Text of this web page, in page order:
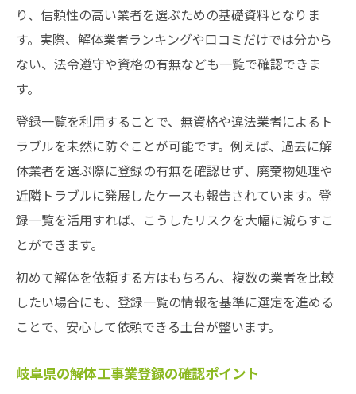
り、信頼性の高い業者を選ぶための基礎資料となりま
す。実際、解体業者ランキングや口コミだけでは分から
ない、法令遵守や資格の有無なども一覧で確認できま
す。
登録一覧を利用することで、無資格や違法業者によるト
ラブルを未然に防ぐことが可能です。例えば、過去に解
体業者を選ぶ際に登録の有無を確認せず、廃棄物処理や
近隣トラブルに発展したケースも報告されています。登
録一覧を活用すれば、こうしたリスクを大幅に減らすこ
とができます。
初めて解体を依頼する方はもちろん、複数の業者を比較
したい場合にも、登録一覧の情報を基準に選定を進める
ことで、安心して依頼できる土台が整います。
岐阜県の解体工事業登録の確認ポイント